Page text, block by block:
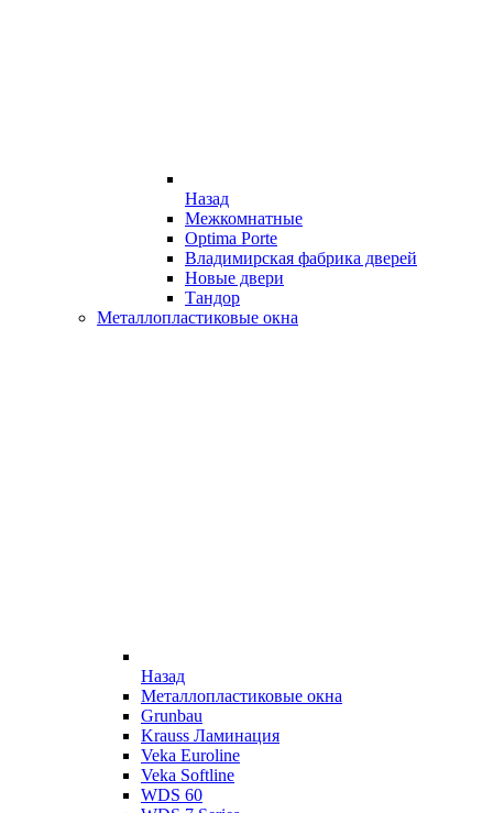
Назад
Межкомнатные
Optima Porte
Владимирская фабрика дверей
Новые двери
Тандор
Металлопластиковые окна
Назад
Металлопластиковые окна
Grunbau
Krauss Ламинация
Veka Euroline
Veka Softline
WDS 60